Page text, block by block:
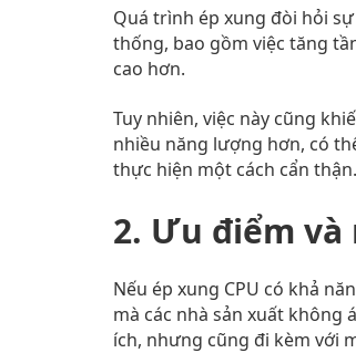
Quá trình ép xung đòi hỏi
thống, bao gồm việc tăng
cao hơn.
Tuy nhiên, việc này cũng
nhiều năng lượng hơn, có
thực hiện một cách cẩn thận.
2. Ưu điểm và
Nếu ép xung CPU có khả
mà các nhà sản xuất không
ích, nhưng cũng đi kèm với